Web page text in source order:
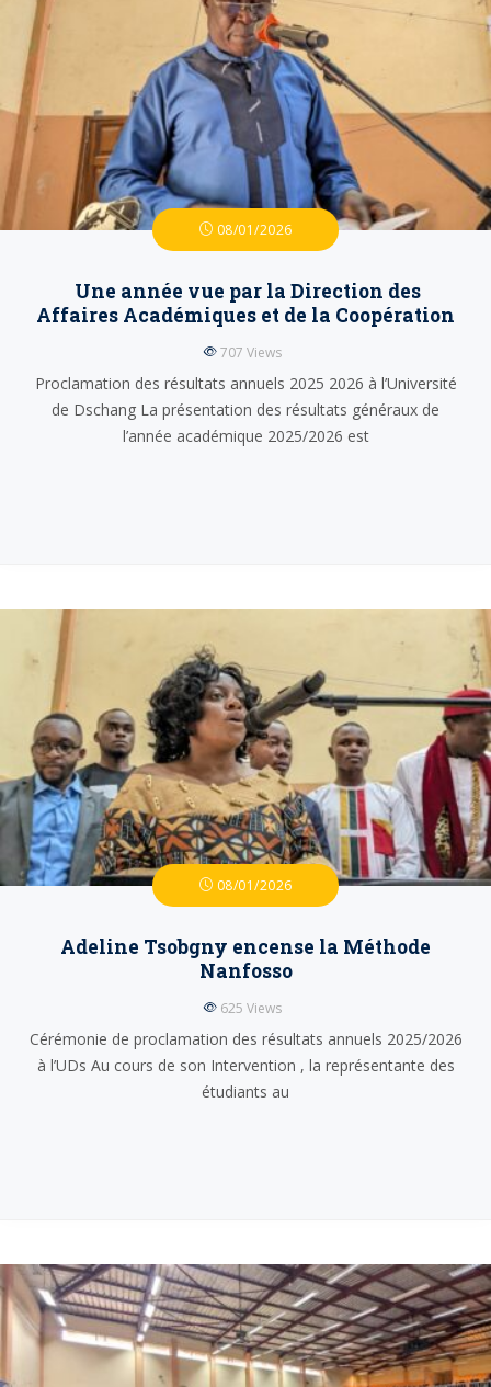
08/01/2026
Une année vue par la Direction des
Affaires Académiques et de la Coopération
707 Views
Proclamation des résultats annuels 2025 2026 à l’Université
de Dschang La présentation des résultats généraux de
l’année académique 2025/2026 est
08/01/2026
Adeline Tsobgny encense la Méthode
Nanfosso
625 Views
Cérémonie de proclamation des résultats annuels 2025/2026
à l’UDs Au cours de son Intervention , la représentante des
étudiants au